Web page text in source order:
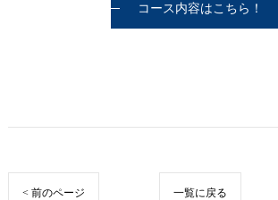
コース内容はこちら！
< 前のページ 一覧に戻る